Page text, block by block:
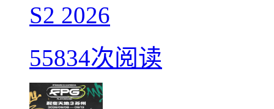
S2 2026
55834次阅读